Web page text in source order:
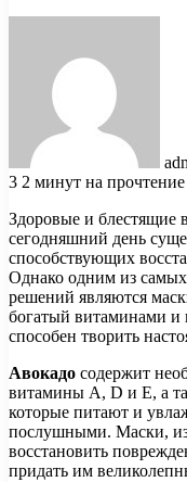
3 2 минут на прочтение
Здоровые и
сегодняшний день
способствующих
Однако одним из
решений являются
богатый витаминами
способен творить
Авокадо содержит
витамины A, D и E, а
которые питают и
послушными. Маски,
восстановить
придать им